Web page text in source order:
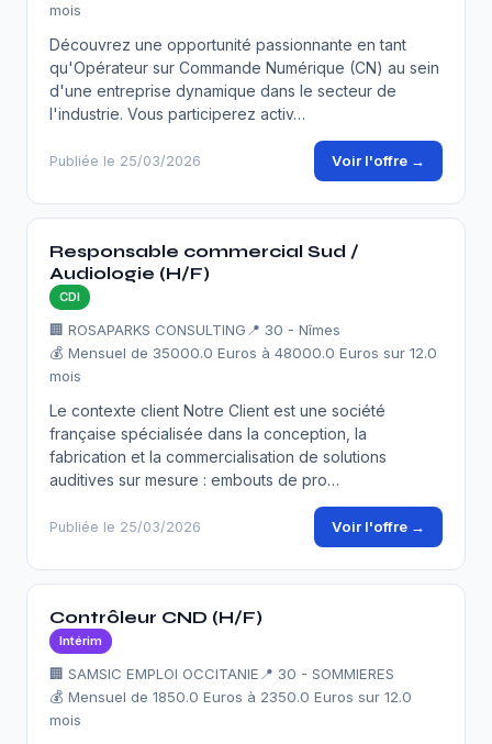
mois
Découvrez une opportunité passionnante en tant
qu'Opérateur sur Commande Numérique (CN) au sein
d'une entreprise dynamique dans le secteur de
l'industrie. Vous participerez activ…
Publiée le 25/03/2026 Voir l'offre →
Responsable commercial Sud /
Audiologie (H/F)
CDI
🏢 ROSAPARKS CONSULTING 📍 30 - Nîmes
💰 Mensuel de 35000.0 Euros à 48000.0 Euros sur 12.0
mois
Le contexte client Notre Client est une société
française spécialisée dans la conception, la
fabrication et la commercialisation de solutions
auditives sur mesure : embouts de pro…
Publiée le 25/03/2026 Voir l'offre →
Contrôleur CND (H/F)
Intérim
🏢 SAMSIC EMPLOI OCCITANIE 📍 30 - SOMMIERES
💰 Mensuel de 1850.0 Euros à 2350.0 Euros sur 12.0
mois